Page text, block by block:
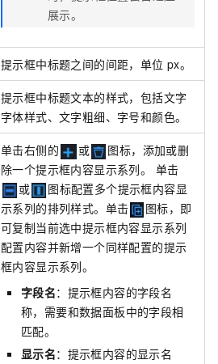
展示。
提示框中标题之间的间距，单位 px。
提示框中标题文本的样式，包括文字
字体样式、文字粗细、字号和颜色。
单击右侧的 或
图标，添加或删
除一个提示框内容显示系列。 单击
或
图标配置多个提示框内容显
示系列的排列样式。单击
图标，即
可复制当前选中提示框内容显示系列
配置内容并新增一个同样配置的提示
框内容显示系列。
字段名：提示框内容的字段名
称，需要和数据面板中的字段相
匹配。
显示名：提示框内容的显示名